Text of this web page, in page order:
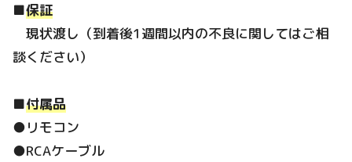
■保証
現状渡し（到着後1週間以内の不良に関してはご相
談ください）
■付属品
●リモコン
●RCAケーブル